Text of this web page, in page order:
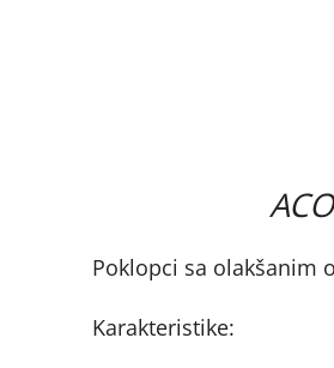
Poklopci sa olakšanim
Karakteristike: